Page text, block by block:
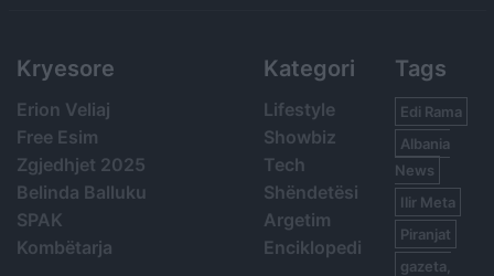
Kryesore
Erion Veliaj
Free Esim
Zgjedhjet 2025
Belinda Balluku
SPAK
Kombëtarja
Kategori
Lifestyle
Showbiz
Tech
Shëndetësi
Argetim
Enciklopedi
Tags
Edi Rama
Albania
News
Ilir Meta
Piranjat
gazeta,